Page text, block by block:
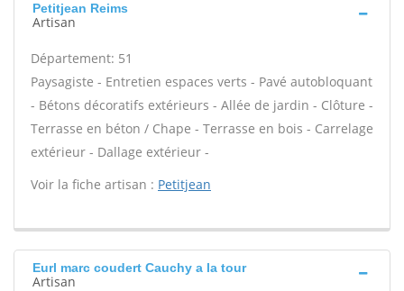
Petitjean Reims
Artisan
Département: 51
Paysagiste - Entretien espaces verts - Pavé autobloquant
- Bétons décoratifs extérieurs - Allée de jardin - Clôture -
Terrasse en béton / Chape - Terrasse en bois - Carrelage
extérieur - Dallage extérieur -
Voir la fiche artisan : Petitjean
Eurl marc coudert Cauchy a la tour
Artisan